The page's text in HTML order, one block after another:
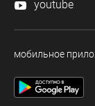
youtube
мобильное